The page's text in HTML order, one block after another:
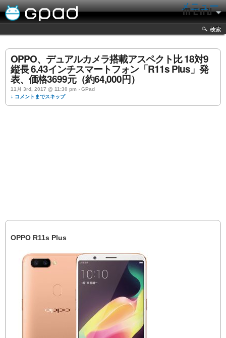
メニュー
検索
OPPO、デュアルカメラ搭載アスペクト比 18対9
縦長 6.43インチスマートフォン「R11s Plus」発
表、価格3699元（約64,000円）
11月 3rd, 2017 @ 11:30 pm › GPad
↓ コメントまでスキップ
OPPO R11s Plus